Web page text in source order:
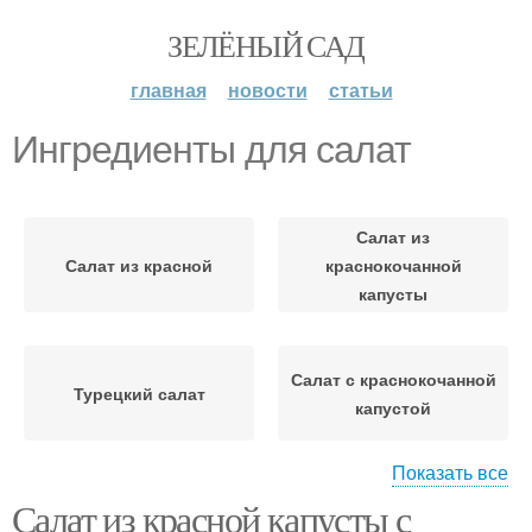
ЗЕЛЁНЫЙ САД
главная новости статьи
Ингредиенты для салат
Салат из красной
Салат из
краснокочанной
капусты
Турецкий салат
Салат с краснокочанной
капустой
Салат с курицей
Показать все
Салат из красной капусты с